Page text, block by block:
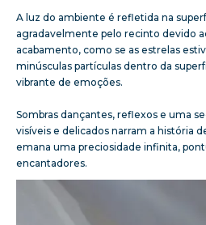
A luz do ambiente é refletida na
agradavelmente pelo recinto devido
acabamento, como se as estrelas
minúsculas partículas dentro da
vibrante de emoções.
Sombras dançantes, reflexos e uma
visíveis e delicados narram a história
emana uma preciosidade infinita,
encantadores.